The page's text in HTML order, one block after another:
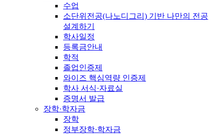
수업
소단위전공(나노디그리) 기반 나만의 전공
설계하기
학사일정
등록금안내
학적
졸업인증제
와이즈 핵심역량 인증제
학사 서식·자료실
증명서 발급
장학·학자금
장학
정부장학·학자금